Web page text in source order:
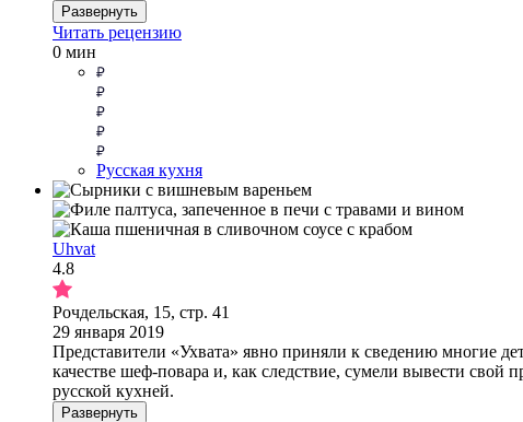
Развернуть
Читать рецензию
0 мин
Русская кухня
Uhvat
4.8
Рочдельская, 15, стр. 41
29 января 2019
Представители «Ухвата» явно приняли к сведению многие
качестве шеф-повара и, как следствие, сумели вывести свой
русской кухней.
Развернуть